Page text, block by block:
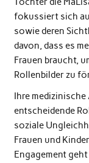
fokussiert sich
sowie deren
davon, dass es
Frauen braucht,
Rollenbilder zu
Ihre
entscheidende
soziale
Frauen und
Engagement